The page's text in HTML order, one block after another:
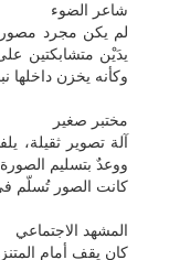
شاعر الضوء
لم يكن مجرد
يدَيْن متشابكتين
وكأنه يخزن
مختبر صغير
آلة تصوير ثقيلة،
ووعدٌ بتسليم
كانت الصور تُسلّم
المشهد الاجتماعي
كان يقف أمام